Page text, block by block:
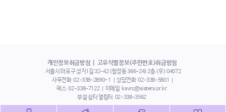
개인정보취급방침 고유식별정보(주민번호)취급방침
서울시 마포구 성지1길 32-42 (합정동 366-24) 2층 (우) 04072
사무전화 02-338-2890~1 상담전화 02-338-5801
팩스 02-338-7122 이메일 ksvrc@sisters.or.kr
부설 쉼터 열림터 02-338-3562